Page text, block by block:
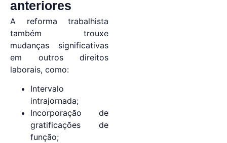
anteriores
A reforma trabalhista
também trouxe
mudanças significativas
em outros direitos
laborais, como:
Intervalo
intrajornada;
Incorporação de
gratificações de
função;